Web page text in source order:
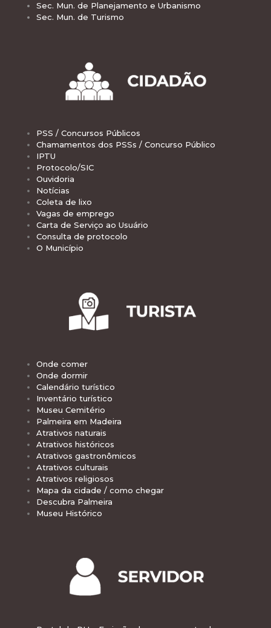
Sec. Mun. de Planejamento e Urbanismo
Sec. Mun. de Turismo
PSS / Concursos Públicos
Chamamentos dos PSSs / Concurso Público
IPTU
Protocolo/SIC
Ouvidoria
Notícias
Coleta de lixo
Vagas de emprego
Carta de Serviço ao Usuário
Consulta de protocolo
O Município
Onde comer
Onde dormir
Calendário turístico
Inventário turístico
Museu Cemitério
Palmeira em Madeira
Atrativos naturais
Atrativos históricos
Atrativos gastronômicos
Atrativos culturais
Atrativos religiosos
Mapa da cidade / como chegar
Descubra Palmeira
Museu Histórico